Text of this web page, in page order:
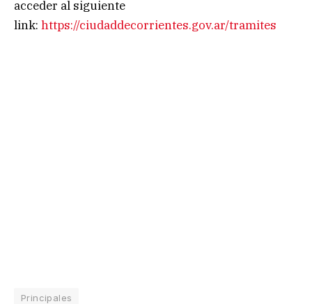
acceder al siguiente
link: https://ciudaddecorrientes.gov.ar/tramites
Principales